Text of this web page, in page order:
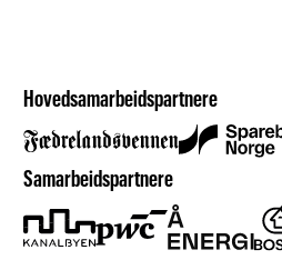
Hovedsamarbeidspartnere
Samarbeidspartnere